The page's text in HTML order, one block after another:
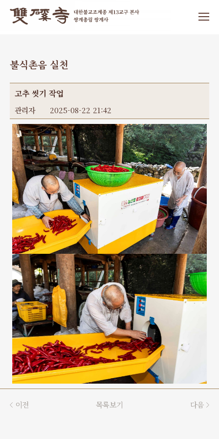
불식촌음 실천
고추 씻기 작업
관리자 2025-08-22 21:42
이전 목록보기 다음